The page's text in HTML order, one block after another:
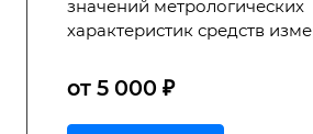
значений метрологических
характеристик средств
от 5 000 ₽